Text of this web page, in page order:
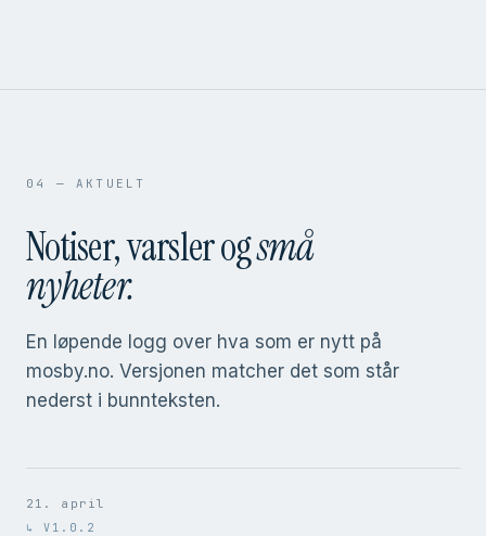
04 — AKTUELT
Notiser, varsler ogsmå
nyheter.
En løpende logg over hva som er nytt på
mosby.no. Versjonen matcher det som står
nederst i bunnteksten.
21. april
↳ V1.0.2